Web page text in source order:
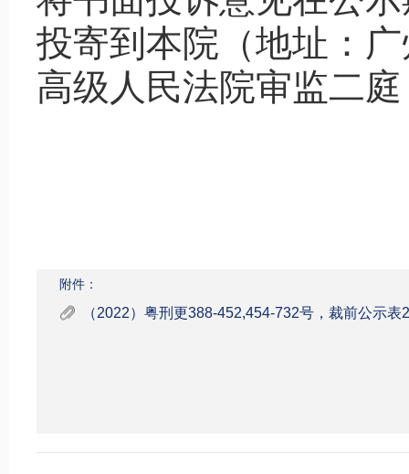
投寄到本院（地址：
高级人民法院审监二
附件：
（2022）粤刑更388-452,454-732号，裁前公示表